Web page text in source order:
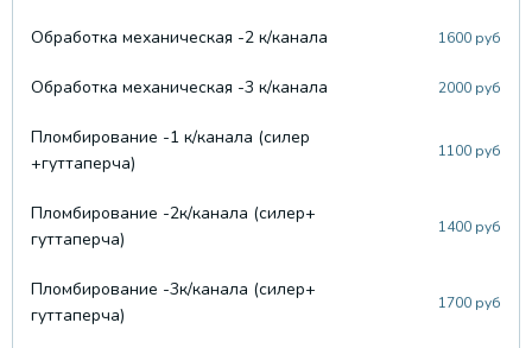
Обработка механическая -2 к/канала 1600 руб
Обработка механическая -3 к/канала 2000 руб
Пломбирование -1 к/канала (силер
+гуттаперча)
1100 руб
Пломбирование -2к/канала (силер+
гуттаперча)
1400 руб
Пломбирование -3к/канала (силер+
гуттаперча)
1700 руб